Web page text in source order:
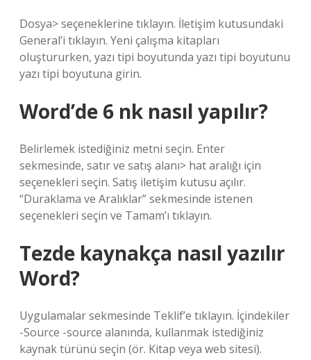
Dosya> seçeneklerine tıklayın. İletişim kutusundaki
General’i tıklayın. Yeni çalışma kitapları
oluştururken, yazı tipi boyutunda yazı tipi boyutunu
yazı tipi boyutuna girin.
Word’de 6 nk nasıl yapılır?
Belirlemek istediğiniz metni seçin. Enter
sekmesinde, satır ve satış alanı> hat aralığı için
seçenekleri seçin. Satış iletişim kutusu açılır.
“Duraklama ve Aralıklar” sekmesinde istenen
seçenekleri seçin ve Tamam’ı tıklayın.
Tezde kaynakça nasıl yazılır
Word?
Uygulamalar sekmesinde Teklif’e tıklayın. İçindekiler
-Source -source alanında, kullanmak istediğiniz
kaynak türünü seçin (ör. Kitap veya web sitesi).